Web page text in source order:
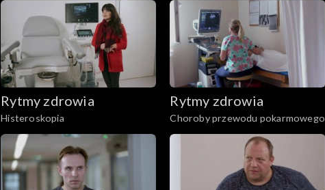
Rytmy zdrowia
Histeroskopia
Rytmy zdrowia
Choroby przewodu pokarmowego